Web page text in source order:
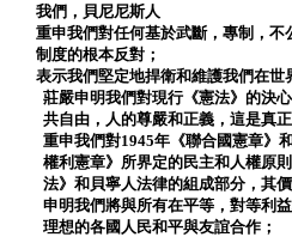
我們，貝尼尼斯人
重申我們對任何基於武斷，專制，
制度的根本反對；
表示我們堅定地捍衛和維護我們在世
莊嚴申明我們對現行《憲法》的決
共自由，人的尊嚴和正義，這是真
重申我們對1945年《聯合國憲章》
權利憲章》所界定的民主和人權原
法》和貝寧人法律的組成部分，其
申明我們將與所有在平等，對等利
理想的各國人民和平與友誼合作；